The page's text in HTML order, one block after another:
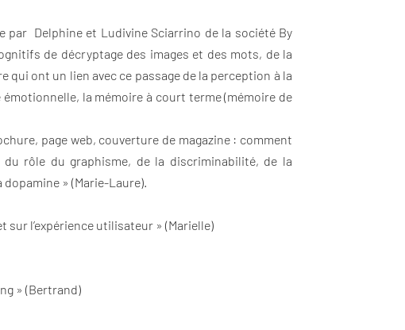
par Delphine et Ludivine Sciarrino de la société By
de décryptage des images et des mots, de la
ont un lien avec ce passage de la perception à la
la mémoire à court terme (mémoire de
page web, couverture de magazine : comment
rôle du graphisme, de la discriminabilité, de la
» (Marie-Laure).
l’expérience utilisateur » (Marielle)
» (Bertrand)